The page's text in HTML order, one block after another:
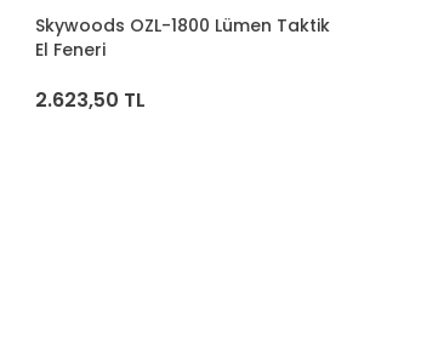
Skywoods OZL-1800 Lümen Taktik
El Feneri
2.623,50 TL